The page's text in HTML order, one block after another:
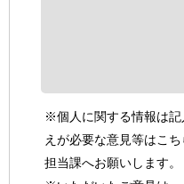
※個人に関する情報は
えが必要な意見等はこ
担当課へお願いします。